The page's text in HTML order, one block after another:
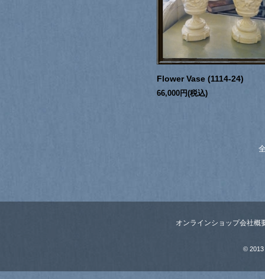
Flower Vase (1114-24)
66,000円(税込)
オンラインショップ会社概
© 2013